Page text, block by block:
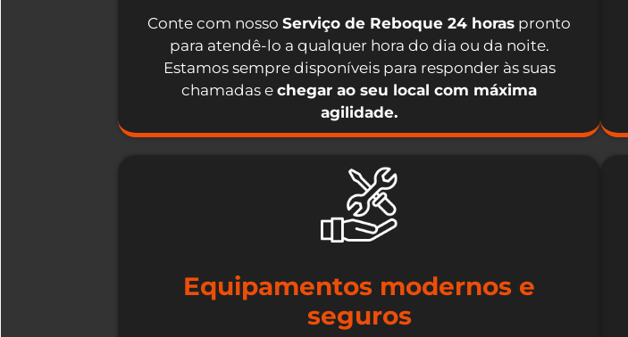
Conte com nosso Serviço de Reboque 24 horas pronto
para atendê-lo a qualquer hora do dia ou da noite.
Estamos sempre disponíveis para responder às suas
chamadas e chegar ao seu local com máxima
agilidade.
Equipamentos modernos e
seguros